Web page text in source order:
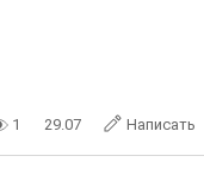
1 29.07 Написать